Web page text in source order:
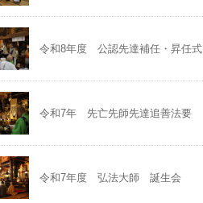
令和8年度 公認先達補任・昇任式
令和7年 先亡先師先達追善法要
令和7年度 弘法大師 誕生会